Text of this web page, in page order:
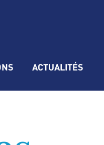
ACTUALITÉS